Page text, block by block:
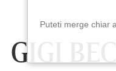
GIGI
Puteti merge chiar